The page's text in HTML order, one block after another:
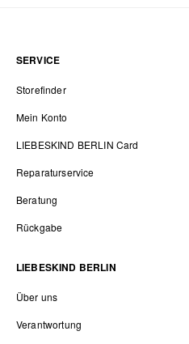
SERVICE
Storefinder
Mein Konto
LIEBESKIND BERLIN Card
Reparaturservice
Beratung
Rückgabe
LIEBESKIND BERLIN
Über uns
Verantwortung